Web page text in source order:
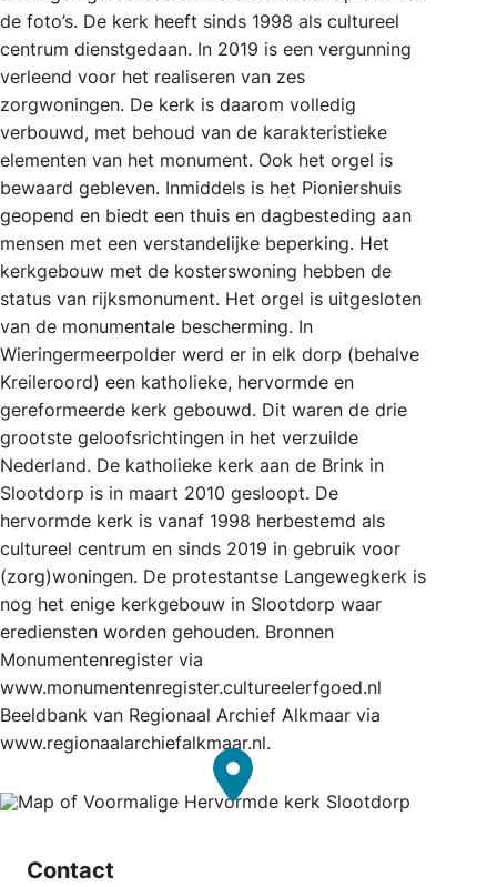
de foto’s. De kerk heeft sinds 1998 als cultureel
centrum dienstgedaan. In 2019 is een vergunning
verleend voor het realiseren van zes
zorgwoningen. De kerk is daarom volledig
verbouwd, met behoud van de karakteristieke
elementen van het monument. Ook het orgel is
bewaard gebleven. Inmiddels is het Pioniershuis
geopend en biedt een thuis en dagbesteding aan
mensen met een verstandelijke beperking. Het
kerkgebouw met de kosterswoning hebben de
status van rijksmonument. Het orgel is uitgesloten
van de monumentale bescherming. In
Wieringermeerpolder werd er in elk dorp (behalve
Kreileroord) een katholieke, hervormde en
gereformeerde kerk gebouwd. Dit waren de drie
grootste geloofsrichtingen in het verzuilde
Nederland. De katholieke kerk aan de Brink in
Slootdorp is in maart 2010 gesloopt. De
hervormde kerk is vanaf 1998 herbestemd als
cultureel centrum en sinds 2019 in gebruik voor
(zorg)woningen. De protestantse Langewegkerk is
nog het enige kerkgebouw in Slootdorp waar
erediensten worden gehouden. Bronnen
Monumentenregister via
www.monumentenregister.cultureelerfgoed.nl
Beeldbank van Regionaal Archief Alkmaar via
www.regionaalarchiefalkmaar.nl.
Contact